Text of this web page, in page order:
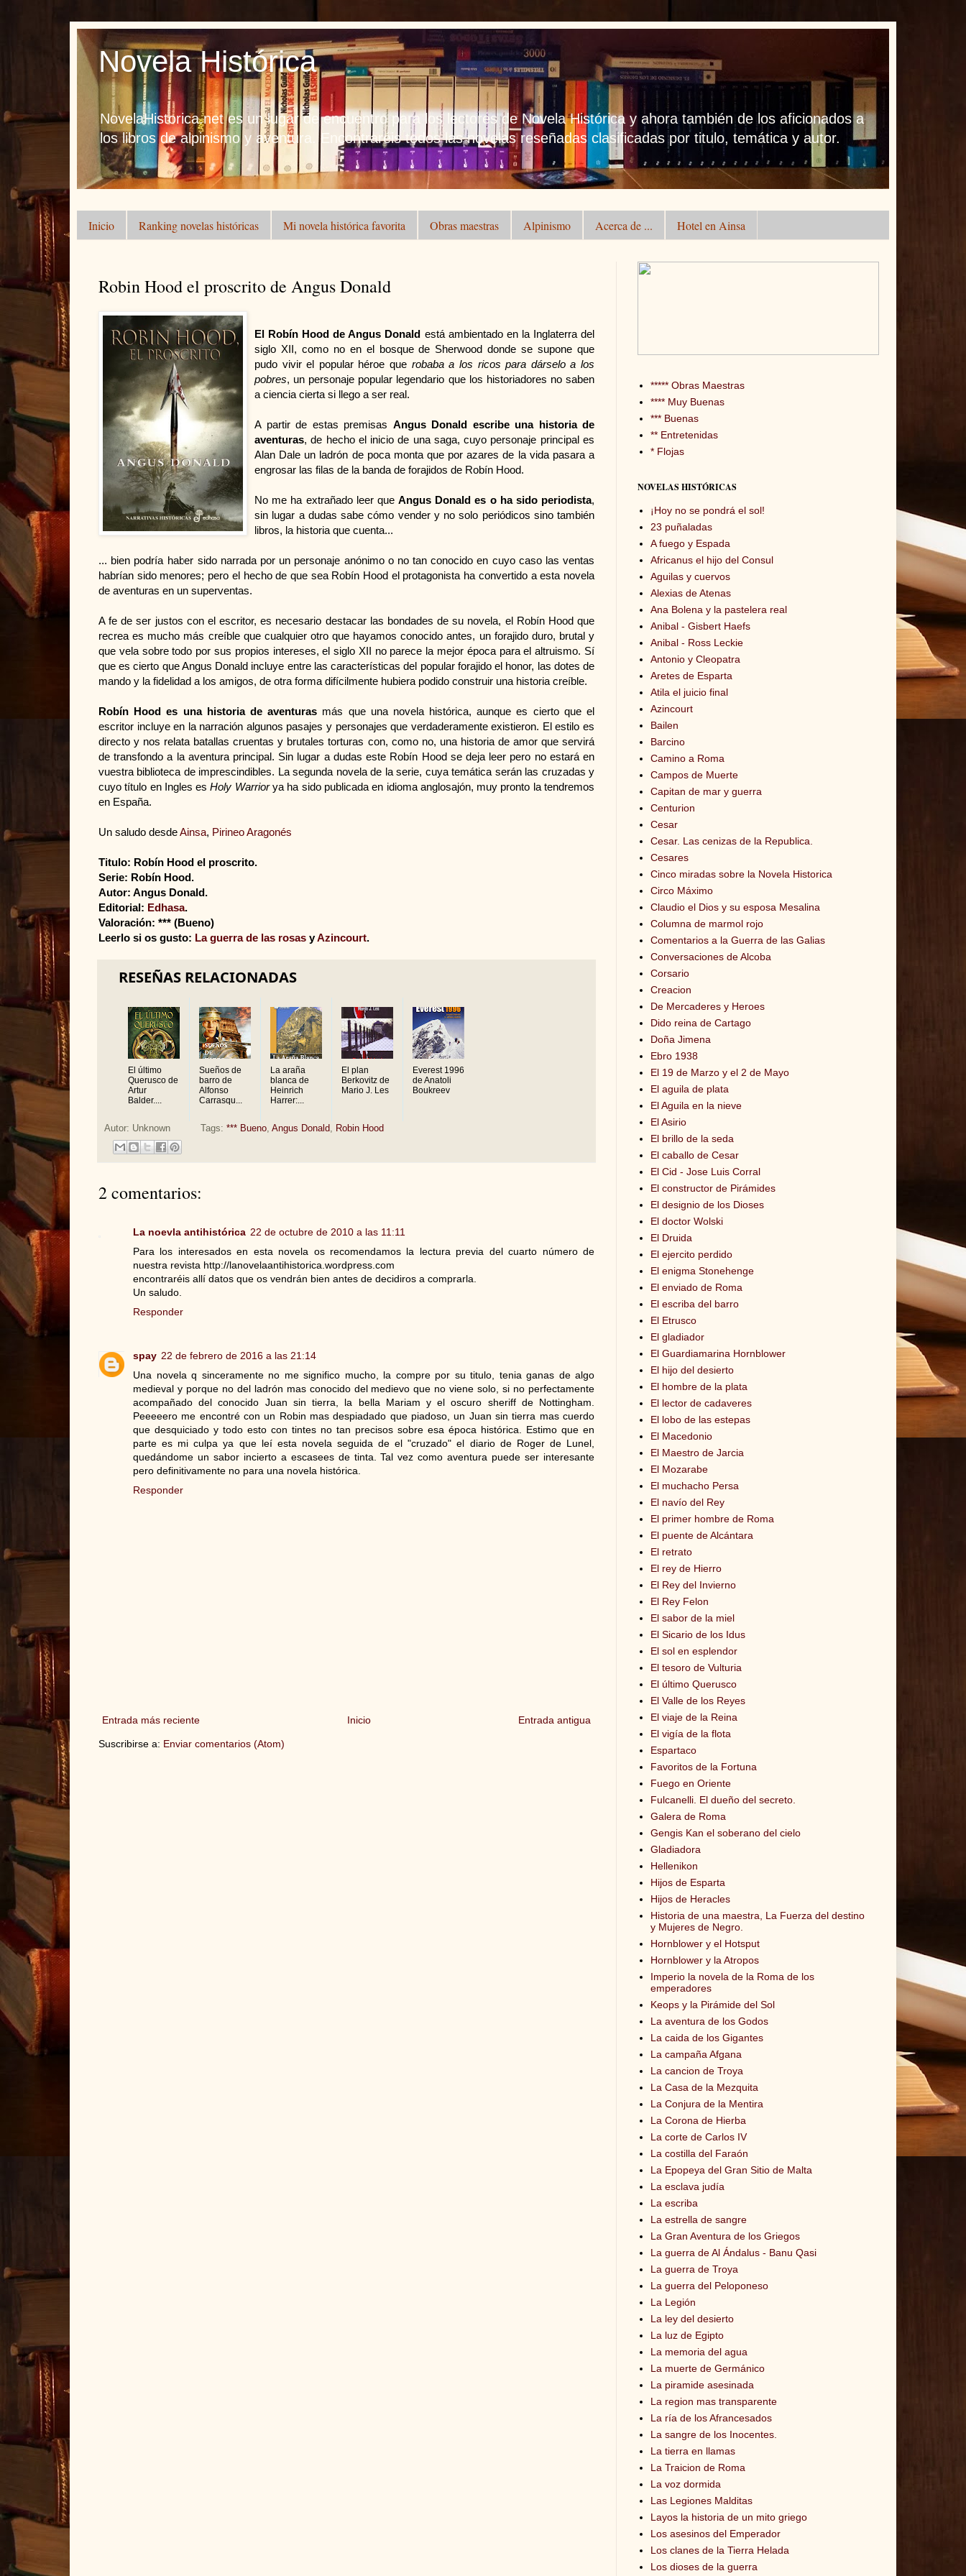
Novela Histórica
NovelaHistorica.net es un lugar de encuentro para los lectores de Novela Histórica y ahora también de los aficionados a
los libros de alpinismo y aventura. Encontraréis todos las novelas reseñadas clasificadas por titulo, temática y autor.
Inicio Ranking novelas históricas Mi novela histórica favorita Obras maestras Alpinismo Acerca de ... Hotel en Ainsa
Robin Hood el proscrito de Angus Donald
El Robín Hood de Angus Donald está ambientado en la Inglaterra del
siglo XII, como no en el bosque de Sherwood donde se supone que
pudo vivir el popular héroe que robaba a los ricos para dárselo a los
pobres, un personaje popular legendario que los historiadores no saben
a ciencia cierta si llego a ser real.
A partir de estas premisas Angus Donald escribe una historia de
aventuras, de hecho el inicio de una saga, cuyo personaje principal es
Alan Dale un ladrón de poca monta que por azares de la vida pasara a
engrosar las filas de la banda de forajidos de Robín Hood.
No me ha extrañado leer que Angus Donald es o ha sido periodista,
sin lugar a dudas sabe cómo vender y no solo periódicos sino también
libros, la historia que cuenta...
... bien podría haber sido narrada por un personaje anónimo o no tan conocido en cuyo caso las ventas
habrían sido menores; pero el hecho de que sea Robín Hood el protagonista ha convertido a esta novela
de aventuras en un superventas.
A fe de ser justos con el escritor, es necesario destacar las bondades de su novela, el Robín Hood que
recrea es mucho más creíble que cualquier otro que hayamos conocido antes, un forajido duro, brutal y
que vela sobre todo por sus propios intereses, el siglo XII no parece la mejor época para el altruismo. Sí
que es cierto que Angus Donald incluye entre las características del popular forajido el honor, las dotes de
mando y la fidelidad a los amigos, de otra forma difícilmente hubiera podido construir una historia creíble.
Robín Hood es una historia de aventuras más que una novela histórica, aunque es cierto que el
escritor incluye en la narración algunos pasajes y personajes que verdaderamente existieron. El estilo es
directo y nos relata batallas cruentas y brutales torturas con, como no, una historia de amor que servirá
de transfondo a la aventura principal. Sin lugar a dudas este Robín Hood se deja leer pero no estará en
vuestra biblioteca de imprescindibles. La segunda novela de la serie, cuya temática serán las cruzadas y
cuyo título en Ingles esHoly Warriorya ha sido publicada en idioma anglosajón, muy pronto la tendremos
en España.
Un saludo desdeAinsa, Pirineo Aragonés
Titulo: Robín Hood el proscrito.
Serie: Robín Hood.
Autor: Angus Donald.
Editorial: Edhasa.
Valoración: *** (Bueno)
Leerlo si os gusto: La guerra de las rosas yAzincourt.
RESEÑAS RELACIONADAS
El último
Querusco de
Artur
Balder....
Sueños de
barro de
Alfonso
Carrasqu...
La araña
blanca de
Heinrich
Harrer:...
El plan
Berkovitz de
Mario J. Les
Everest 1996
de Anatoli
Boukreev
Autor: Unknown Tags: *** Bueno, Angus Donald, Robin Hood
2 comentarios:
La noevla antihistórica 22 de octubre de 2010 a las 11:11
Para los interesados en esta novela os recomendamos la lectura previa del cuarto número de
nuestra revista http://lanovelaantihistorica.wordpress.com
encontraréis allí datos que os vendrán bien antes de decidiros a comprarla.
Un saludo.
Responder
spay 22 de febrero de 2016 a las 21:14
Una novela q sinceramente no me significo mucho, la compre por su titulo, tenia ganas de algo
medieval y porque no del ladrón mas conocido del medievo que no viene solo, si no perfectamente
acompañado del conocido Juan sin tierra, la bella Mariam y el oscuro sheriff de Nottingham.
Peeeeero me encontré con un Robin mas despiadado que piadoso, un Juan sin tierra mas cuerdo
que desquiciado y todo esto con tintes no tan precisos sobre esa época histórica. Estimo que en
parte es mi culpa ya que leí esta novela seguida de el "cruzado" el diario de Roger de Lunel,
quedándome un sabor incierto a escasees de tinta. Tal vez como aventura puede ser interesante
pero definitivamente no para una novela histórica.
Responder
Entrada más reciente Entrada antigua
Inicio
Suscribirse a: Enviar comentarios (Atom)
***** Obras Maestras
**** Muy Buenas
*** Buenas
** Entretenidas
* Flojas
NOVELAS HISTÓRICAS
¡Hoy no se pondrá el sol!
23 puñaladas
A fuego y Espada
Africanus el hijo del Consul
Aguilas y cuervos
Alexias de Atenas
Ana Bolena y la pastelera real
Anibal - Gisbert Haefs
Anibal - Ross Leckie
Antonio y Cleopatra
Aretes de Esparta
Atila el juicio final
Azincourt
Bailen
Barcino
Camino a Roma
Campos de Muerte
Capitan de mar y guerra
Centurion
Cesar
Cesar. Las cenizas de la Republica.
Cesares
Cinco miradas sobre la Novela Historica
Circo Máximo
Claudio el Dios y su esposa Mesalina
Columna de marmol rojo
Comentarios a la Guerra de las Galias
Conversaciones de Alcoba
Corsario
Creacion
De Mercaderes y Heroes
Dido reina de Cartago
Doña Jimena
Ebro 1938
El 19 de Marzo y el 2 de Mayo
El aguila de plata
El Aguila en la nieve
El Asirio
El brillo de la seda
El caballo de Cesar
El Cid - Jose Luis Corral
El constructor de Pirámides
El designio de los Dioses
El doctor Wolski
El Druida
El ejercito perdido
El enigma Stonehenge
El enviado de Roma
El escriba del barro
El Etrusco
El gladiador
El Guardiamarina Hornblower
El hijo del desierto
El hombre de la plata
El lector de cadaveres
El lobo de las estepas
El Macedonio
El Maestro de Jarcia
El Mozarabe
El muchacho Persa
El navío del Rey
El primer hombre de Roma
El puente de Alcántara
El retrato
El rey de Hierro
El Rey del Invierno
El Rey Felon
El sabor de la miel
El Sicario de los Idus
El sol en esplendor
El tesoro de Vulturia
El último Querusco
El Valle de los Reyes
El viaje de la Reina
El vigía de la flota
Espartaco
Favoritos de la Fortuna
Fuego en Oriente
Fulcanelli. El dueño del secreto.
Galera de Roma
Gengis Kan el soberano del cielo
Gladiadora
Hellenikon
Hijos de Esparta
Hijos de Heracles
Historia de una maestra, La Fuerza del destino
y Mujeres de Negro.
Hornblower y el Hotsput
Hornblower y la Atropos
Imperio la novela de la Roma de los
emperadores
Keops y la Pirámide del Sol
La aventura de los Godos
La caida de los Gigantes
La campaña Afgana
La cancion de Troya
La Casa de la Mezquita
La Conjura de la Mentira
La Corona de Hierba
La corte de Carlos IV
La costilla del Faraón
La Epopeya del Gran Sitio de Malta
La esclava judía
La escriba
La estrella de sangre
La Gran Aventura de los Griegos
La guerra de Al Ándalus - Banu Qasi
La guerra de Troya
La guerra del Peloponeso
La Legión
La ley del desierto
La luz de Egipto
La memoria del agua
La muerte de Germánico
La piramide asesinada
La region mas transparente
La ría de los Afrancesados
La sangre de los Inocentes.
La tierra en llamas
La Traicion de Roma
La voz dormida
Las Legiones Malditas
Layos la historia de un mito griego
Los asesinos del Emperador
Los clanes de la Tierra Helada
Los dioses de la guerra